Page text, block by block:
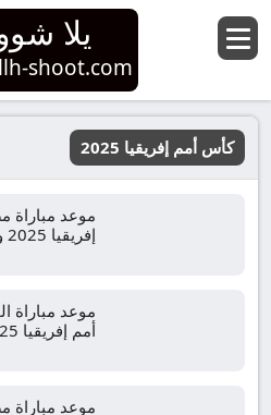
يلا
shoot.com
كأس أمم إفريقيا 2025
موعد مباراة
إفريقيا 2025 و القنوات الناقلة
موعد مباراة
أمم إفريقيا 2025 و القنوات الناقلة
موعد مباراة